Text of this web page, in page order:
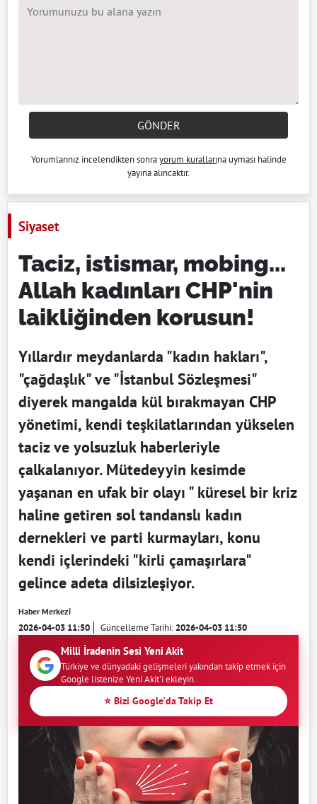
GÖNDER
Yorumlarınız incelendikten sonrayorum kurallarına uyması halinde
yayına alıncaktır.
Siyaset
Taciz, istismar, mobing...
Allah kadınları CHP'nin
laikliğinden korusun!
Yıllardır meydanlarda "kadın hakları",
"çağdaşlık" ve "İstanbul Sözleşmesi"
diyerek mangalda kül bırakmayan CHP
yönetimi, kendi teşkilatlarından yükselen
taciz ve yolsuzluk haberleriyle
çalkalanıyor. Mütedeyyin kesimde
yaşanan en ufak bir olayı " küresel bir kriz
haline getiren sol tandanslı kadın
dernekleri ve parti kurmayları, konu
kendi içlerindeki "kirli çamaşırlara"
gelince adeta dilsizleşiyor.
Haber Merkezi
2026-04-03 11:50 Güncelleme Tarihi:2026-04-03 11:50
Milli İradenin Sesi Yeni Akit
Türkiye ve dünyadaki gelişmeleri yakından takip etmek için
Google listenize Yeni Akit'i ekleyin.
⭐ Bizi Google'da Takip Et